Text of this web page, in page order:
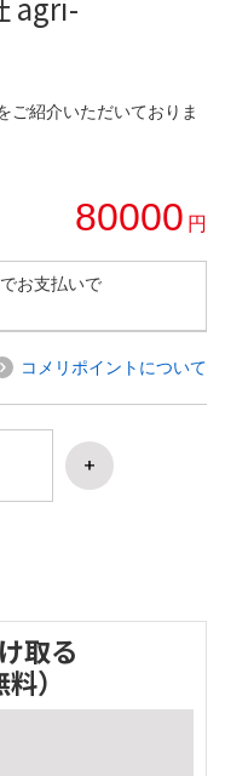
ご紹介いただいておりま
80000 円
お支払いで
コメリポイントについて
取る
）